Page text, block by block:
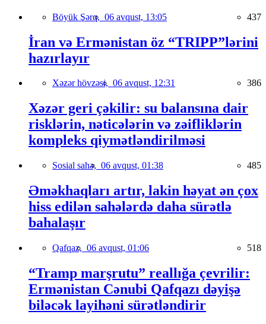
Böyük Şərq, 06 avqust, 13:05 437
İran və Ermənistan öz “TRIPP”lərini
hazırlayır
Xəzər hövzəsi, 06 avqust, 12:31 386
Xəzər geri çəkilir: su balansına dair
risklərin, nəticələrin və zəifliklərin
kompleks qiymətləndirilməsi
Sosial sahə, 06 avqust, 01:38 485
Əməkhaqları artır, lakin həyat ən çox
hiss edilən sahələrdə daha sürətlə
bahalaşır
Qafqaz, 06 avqust, 01:06 518
“Tramp marşrutu” reallığa çevrilir:
Ermənistan Cənubi Qafqazı dəyişə
biləcək layihəni sürətləndirir